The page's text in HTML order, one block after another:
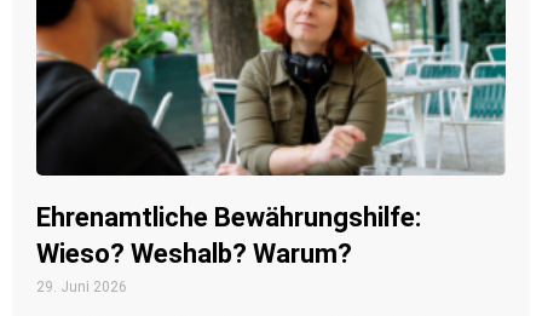
Ehrenamtliche Bewährungshilfe:
Wieso? Weshalb? Warum?
29. Juni 2026